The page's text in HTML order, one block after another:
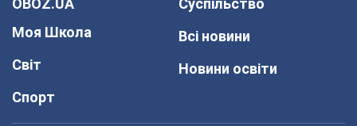
OBOZ.UA
Моя Школа
Світ
Спорт
Суспільство
Всі новини
Новини освіти